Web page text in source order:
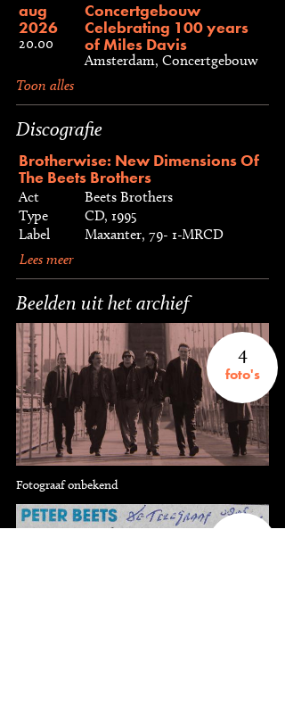
aug
2026
20.00
Concertgebouw
Celebrating 100 years
of Miles Davis
Amsterdam, Concertgebouw
Toon alles
Discografie
Brotherwise: New Dimensions Of
The Beets Brothers
Act
Beets Brothers
Type
CD, 1995
Label
Maxanter, 79- 1-MRCD
Lees meer
Beelden uit het archief
4
foto's
Fotograaf onbekend